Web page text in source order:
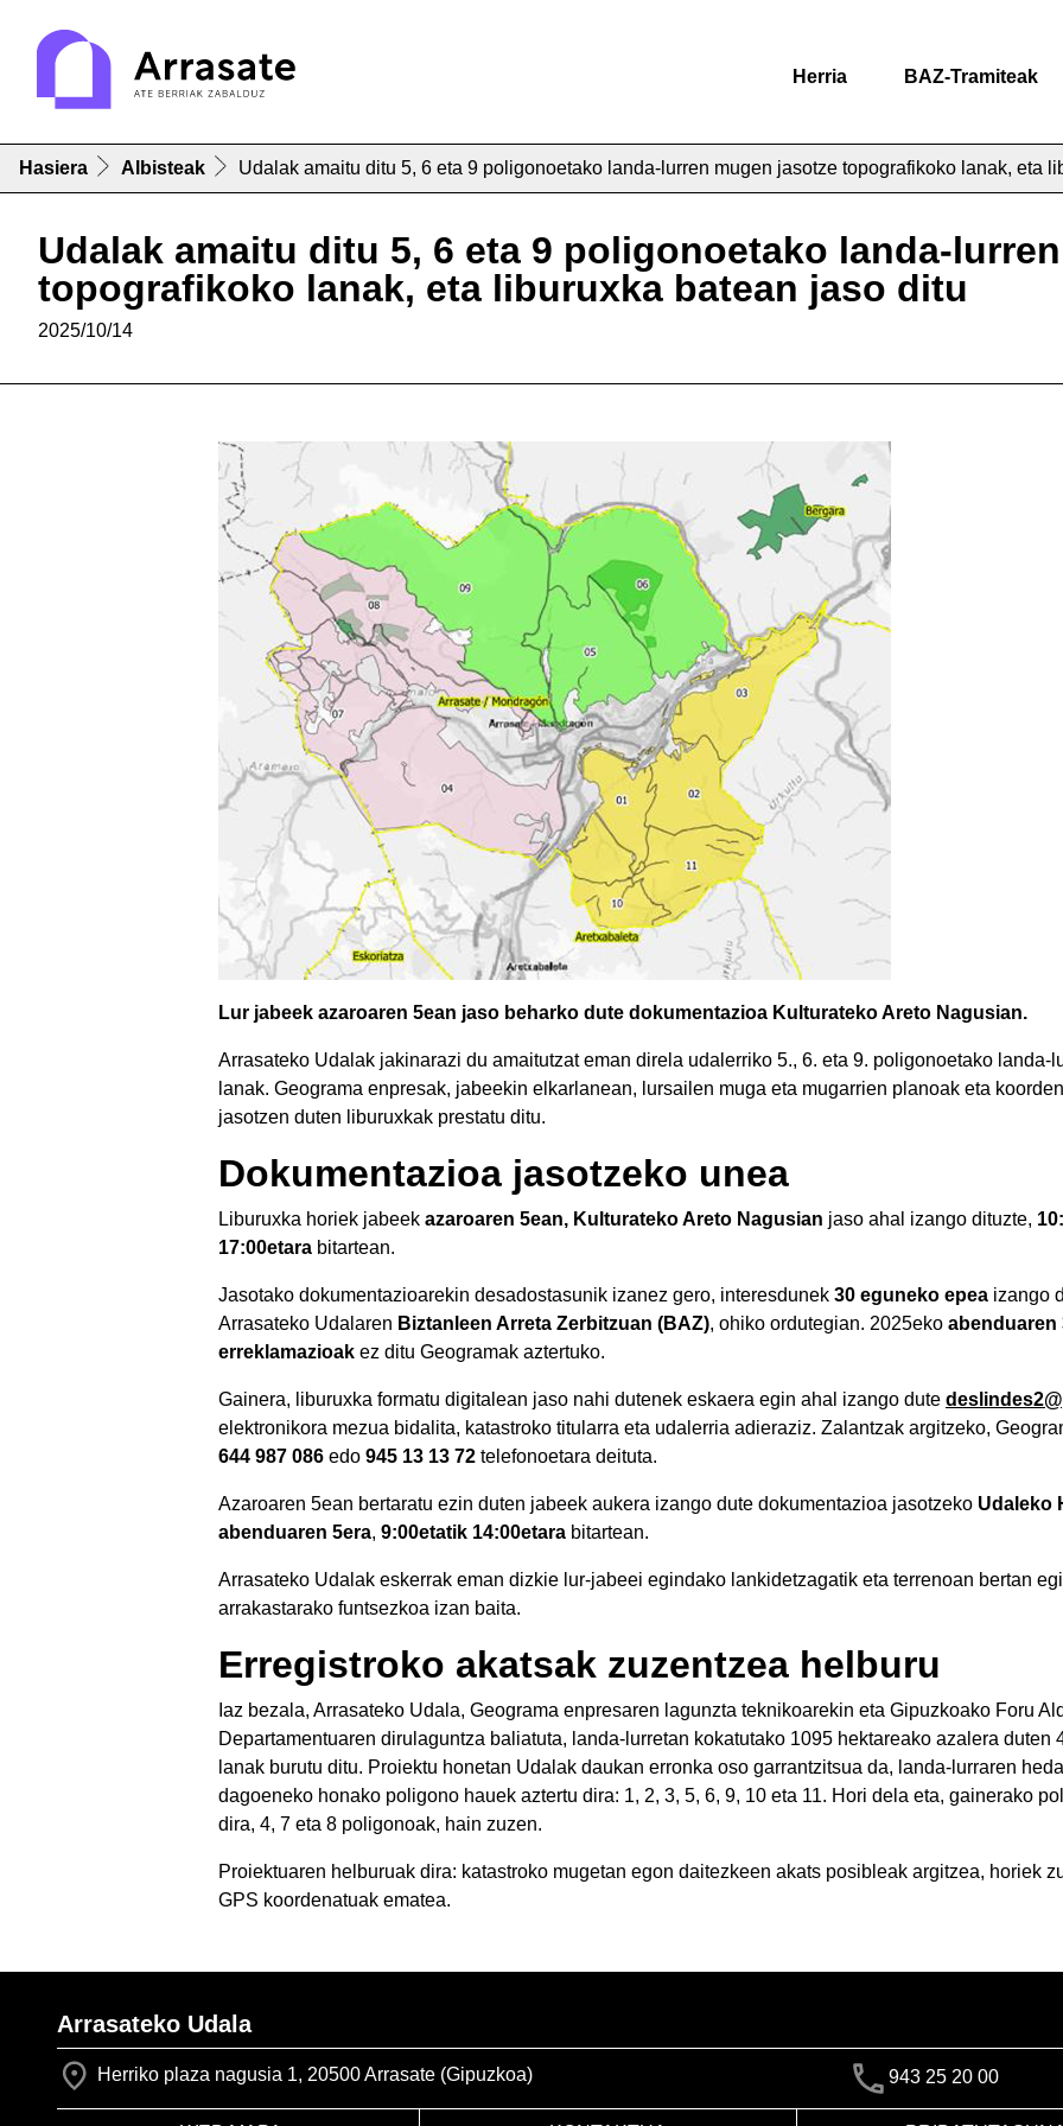
Herria BAZ-Tramiteak
Hasiera Albisteak Udalak amaitu ditu 5, 6 eta 9 poligonoetako landa-lurren mugen jasotze topografikoko lanak, eta
Udalak amaitu ditu 5, 6 eta 9 poligonoetako landa-
topografikoko lanak, eta liburuxka batean jaso ditu
2025/10/14
Lur jabeek azaroaren 5ean jaso beharko dute dokumentazioa Kulturateko Areto Nagusian.
Arrasateko Udalak jakinarazi du amaitutzat eman direla udalerriko 5., 6. eta 9. poligonoetako landa-
lanak. Geograma enpresak, jabeekin elkarlanean, lursailen muga eta mugarrien planoak eta
jasotzen duten liburuxkak prestatu ditu.
Dokumentazioa jasotzeko unea
Liburuxka horiek jabeek azaroaren 5ean, Kulturateko Areto Nagusian jaso ahal izango dituzte,
17:00etara bitartean.
Jasotako dokumentazioarekin desadostasunik izanez gero, interesdunek 30 eguneko epea izango
Arrasateko Udalaren Biztanleen Arreta Zerbitzuan (BAZ), ohiko ordutegian. 2025eko abenduaren
erreklamazioak ez ditu Geogramak aztertuko.
Gainera, liburuxka formatu digitalean jaso nahi dutenek eskaera egin ahal izango dute
elektronikora mezua bidalita, katastroko titularra eta udalerria adieraziz. Zalantzak argitzeko,
644 987 086 edo 945 13 13 72 telefonoetara deituta.
Azaroaren 5ean bertaratu ezin duten jabeek aukera izango dute dokumentazioa jasotzeko Udaleko
abenduaren 5era, 9:00etatik 14:00etara bitartean.
Arrasateko Udalak eskerrak eman dizkie lur-jabeei egindako lankidetzagatik eta terrenoan bertan
arrakastarako funtsezkoa izan baita.
Erregistroko akatsak zuzentzea helburu
Iaz bezala, Arrasateko Udala, Geograma enpresaren lagunzta teknikoarekin eta Gipuzkoako Foru
Departamentuaren dirulaguntza baliatuta, landa-lurretan kokatutako 1095 hektareako azalera
lanak burutu ditu. Proiektu honetan Udalak daukan erronka oso garrantzitsua da, landa-lurraren
dagoeneko honako poligono hauek aztertu dira: 1, 2, 3, 5, 6, 9, 10 eta 11. Hori dela eta, gainerako
dira, 4, 7 eta 8 poligonoak, hain zuzen.
Proiektuaren helburuak dira: katastroko mugetan egon daitezkeen akats posibleak argitzea, horiek
GPS koordenatuak ematea.
Arrasateko Udala
Herriko plaza nagusia 1, 20500 Arrasate (Gipuzkoa) 943 25 20 00